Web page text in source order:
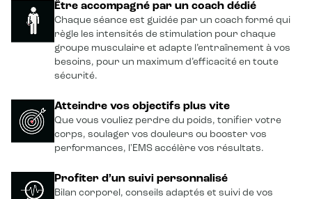
Être accompagné par un coach dédié
Chaque séance est guidée par un coach formé qui
règle les intensités de stimulation pour chaque
groupe musculaire et adapte l’entraînement à vos
besoins, pour un maximum d’efficacité en toute
sécurité.
Atteindre vos objectifs plus vite
Que vous vouliez perdre du poids, tonifier votre
corps, soulager vos douleurs ou booster vos
performances, l'EMS accélère vos résultats.
Profiter d’un suivi personnalisé
Bilan corporel, conseils adaptés et suivi de vos